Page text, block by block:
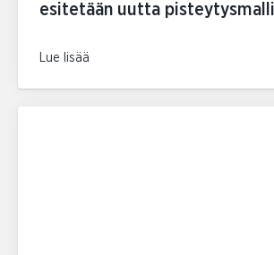
esitetään uutta
Lue lisää